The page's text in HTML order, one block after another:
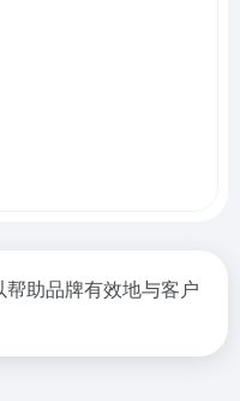
助品牌有效地与客户